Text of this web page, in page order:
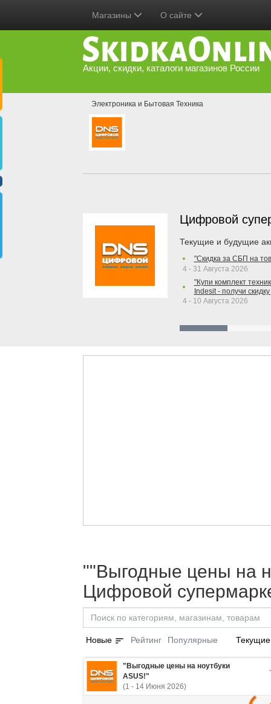
Магазины О сайте
Акции, скидки, каталоги магазинов России
Электроника и Бытовая Техника
Цифровой
Текущие и будущие
"Скидка за СБП на
4 - 31 Августа 2026
"Купи комплект
Indesit - получи
4 - 10 Августа 2026
""Выгодные цены на
Цифровой
Новые sort Рейтинг Популярные Текущие
"Выгодные цены на ноутбуки
ASUS!"
(1 - 14 Июня 2026)